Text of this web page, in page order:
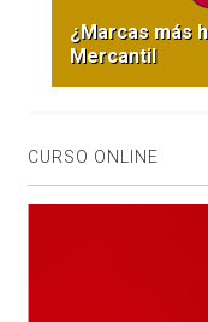
¿Marcas más
Mercantil
CURSO ONLINE